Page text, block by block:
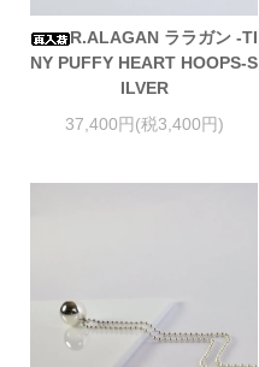
R.ALAGAN ララガン -TI
NY PUFFY HEART HOOPS-S
ILVER
37,400円(税3,400円)